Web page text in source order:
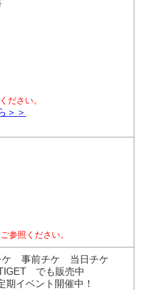
ださい。
＞＞
参照ください。
ケ 事前チケ 当日チケ
でも販売中
イベント開催中！